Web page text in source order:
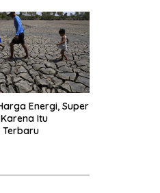
Energi, Super
Itu